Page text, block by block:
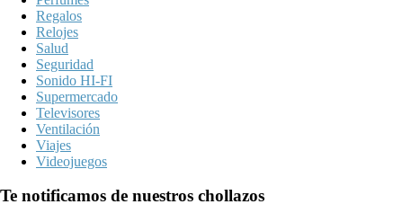
Regalos
Relojes
Salud
Seguridad
Sonido HI-FI
Supermercado
Televisores
Ventilación
Viajes
Videojuegos
Te notificamos de nuestros chollazos